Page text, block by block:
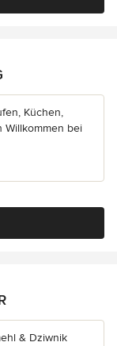
Küchen,
Willkommen bei
& Dziwnik